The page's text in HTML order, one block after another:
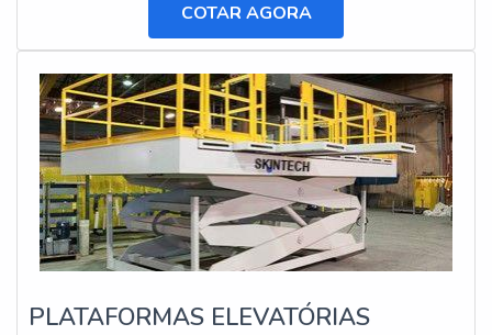
COTAR AGORA
PLATAFORMAS ELEVATÓRIAS